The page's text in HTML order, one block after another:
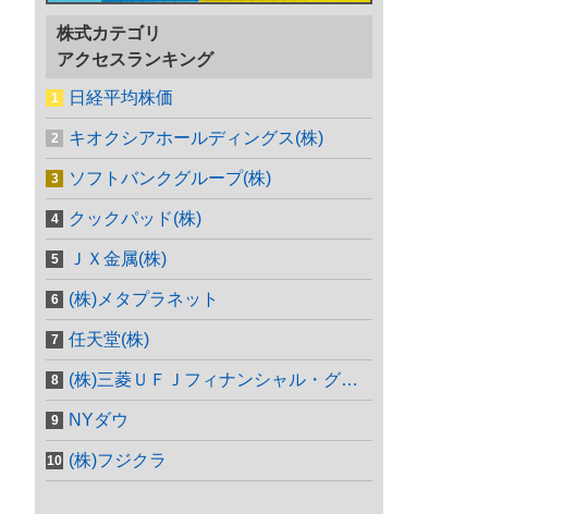
株式カテゴリ
アクセスランキング
日経平均株価
キオクシアホールディングス(株)
ソフトバンクグループ(株)
クックパッド(株)
ＪＸ金属(株)
(株)メタプラネット
任天堂(株)
(株)三菱ＵＦＪフィナンシャル・グループ
NYダウ
(株)フジクラ